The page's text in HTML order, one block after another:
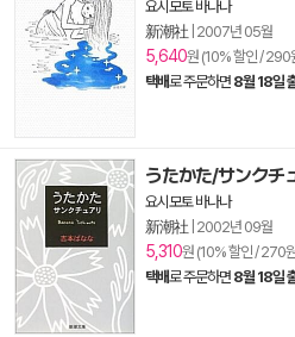
요시모토 바나나
新潮社 2007년 05월
5,640원 (10% 할인 / 290
택배로 주문하면 8월 18일
うたかた/サンクチ
요시모토 바나나
新潮社 2002년 09월
5,310원 (10% 할인 / 270
택배로 주문하면 8월 18일